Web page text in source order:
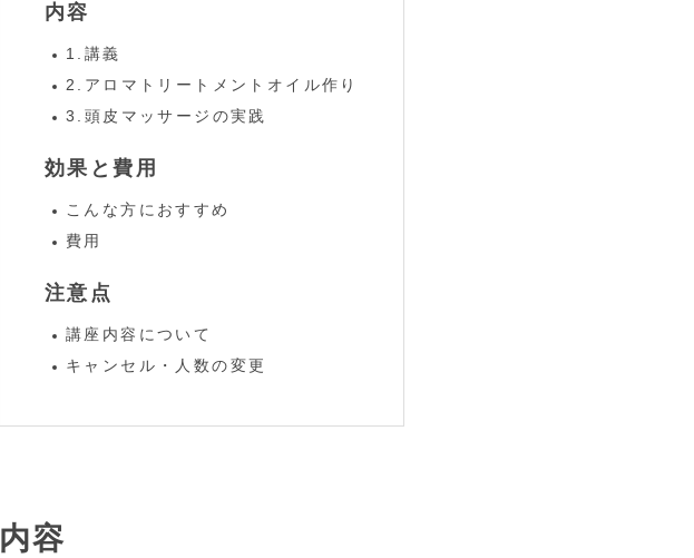
内容
1.講義
2.アロマトリートメントオイル作り
3.頭皮マッサージの実践
効果と費用
こんな方におすすめ
費用
注意点
講座内容について
キャンセル・人数の変更
内容